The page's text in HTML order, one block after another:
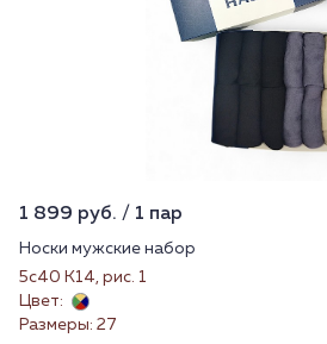
1 899 руб. / 1 пар
Носки мужские набор
5с40 К14, рис. 1
Цвет:
Размеры: 27